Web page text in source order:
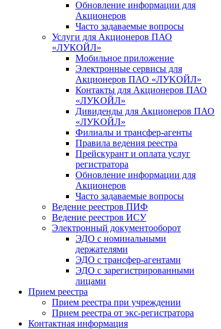
Обновление информации для
Акционеров
Часто задаваемые вопросы
Услуги для Акционеров ПАО
«ЛУКОЙЛ»
Мобильное приложение
Электронные сервисы для
Акционеров ПАО «ЛУKOЙЛ»
Контакты для Акционеров ПАО
«ЛУKOЙЛ»
Дивиденды для Акционеров ПАО
«ЛУKOЙЛ»
Филиалы и трансфер-агенты
Правила ведения реестра
Прейскурант и оплата услуг
регистратора
Обновление информации для
Акционеров
Часто задаваемые вопросы
Ведение реестров ПИФ
Ведение реестров ИСУ
Электронный документооборот
ЭДО с номинальными
держателями
ЭДО с трансфер-агентами
ЭДО с зарегистрированными
лицами
Прием реестра
Прием реестра при учреждении
Прием реестра от экс-регистратора
Контактная информация